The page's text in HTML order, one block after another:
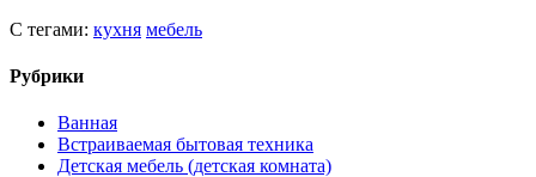
С тегами: кухня мебель
Рубрики
Ванная
Встраиваемая бытовая техника
Детская мебель (детская комната)